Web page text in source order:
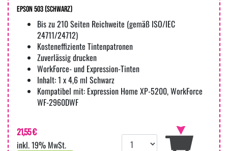
Epson 503 (Schwarz)
Bis zu 210 Seiten Reichweite (gemäß ISO/IEC
24711/24712)
Kosteneffiziente Tintenpatronen
Zuverlässig drucken
WorkForce- und Expression-Tinten
Inhalt: 1 x 4,6 ml Schwarz
Kompatibel mit: Expression Home XP-5200, WorkForce
WF-2960DWF
21,55 €
inkl. 19% MwSt.